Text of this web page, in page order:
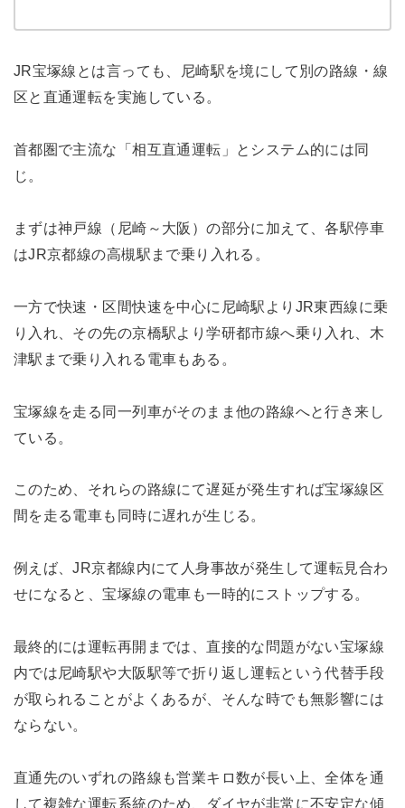
JR宝塚線とは言っても、尼崎駅を境にして別の路線・線
区と直通運転を実施している。
首都圏で主流な「相互直通運転」とシステム的には同
じ。
まずは神戸線（尼崎～大阪）の部分に加えて、各駅停車
はJR京都線の高槻駅まで乗り入れる。
一方で快速・区間快速を中心に尼崎駅よりJR東西線に乗
り入れ、その先の京橋駅より学研都市線へ乗り入れ、木
津駅まで乗り入れる電車もある。
宝塚線を走る同一列車がそのまま他の路線へと行き来し
ている。
このため、それらの路線にて遅延が発生すれば宝塚線区
間を走る電車も同時に遅れが生じる。
例えば、JR京都線内にて人身事故が発生して運転見合わ
せになると、宝塚線の電車も一時的にストップする。
最終的には運転再開までは、直接的な問題がない宝塚線
内では尼崎駅や大阪駅等で折り返し運転という代替手段
が取られることがよくあるが、そんな時でも無影響には
ならない。
直通先のいずれの路線も営業キロ数が長い上、全体を通
して複雑な運転系統のため、ダイヤが非常に不安定な傾